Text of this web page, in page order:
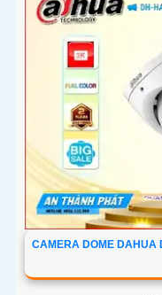
CAMERA DOME DAHUA